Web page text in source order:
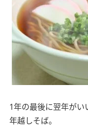
1年の最後に翌年が
年越しそば。